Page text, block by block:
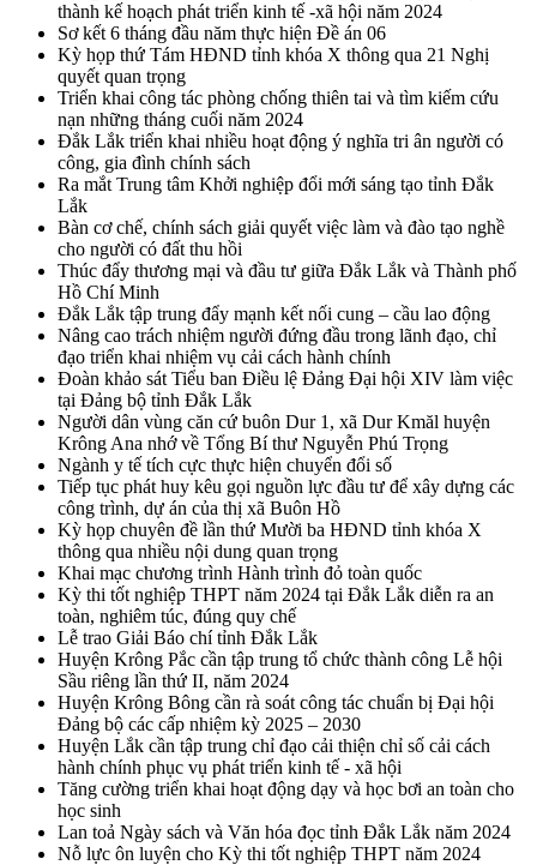
thành kế hoạch phát triển kinh tế -xã hội năm 2024
Sơ kết 6 tháng đầu năm thực hiện Đề án 06
Kỳ họp thứ Tám HĐND tỉnh khóa X thông qua 21 Nghị
quyết quan trọng
Triển khai công tác phòng chống thiên tai và tìm kiếm cứu
nạn những tháng cuối năm 2024
Đắk Lắk triển khai nhiều hoạt động ý nghĩa tri ân người có
công, gia đình chính sách
Ra mắt Trung tâm Khởi nghiệp đổi mới sáng tạo tỉnh Đắk
Lắk
Bàn cơ chế, chính sách giải quyết việc làm và đào tạo nghề
cho người có đất thu hồi
Thúc đẩy thương mại và đầu tư giữa Đắk Lắk và Thành phố
Hồ Chí Minh
Đắk Lắk tập trung đẩy mạnh kết nối cung – cầu lao động
Nâng cao trách nhiệm người đứng đầu trong lãnh đạo, chỉ
đạo triển khai nhiệm vụ cải cách hành chính
Đoàn khảo sát Tiểu ban Điều lệ Đảng Đại hội XIV làm việc
tại Đảng bộ tỉnh Đắk Lắk
Người dân vùng căn cứ buôn Dur 1, xã Dur Kmăl huyện
Krông Ana nhớ về Tổng Bí thư Nguyễn Phú Trọng
Ngành y tế tích cực thực hiện chuyển đổi số
Tiếp tục phát huy kêu gọi nguồn lực đầu tư để xây dựng các
công trình, dự án của thị xã Buôn Hồ
Kỳ họp chuyên đề lần thứ Mười ba HĐND tỉnh khóa X
thông qua nhiều nội dung quan trọng
Khai mạc chương trình Hành trình đỏ toàn quốc
Kỳ thi tốt nghiệp THPT năm 2024 tại Đắk Lắk diễn ra an
toàn, nghiêm túc, đúng quy chế
Lễ trao Giải Báo chí tỉnh Đắk Lắk
Huyện Krông Pắc cần tập trung tổ chức thành công Lễ hội
Sầu riêng lần thứ II, năm 2024
Huyện Krông Bông cần rà soát công tác chuẩn bị Đại hội
Đảng bộ các cấp nhiệm kỳ 2025 – 2030
Huyện Lắk cần tập trung chỉ đạo cải thiện chỉ số cải cách
hành chính phục vụ phát triển kinh tế - xã hội
Tăng cường triển khai hoạt động dạy và học bơi an toàn cho
học sinh
Lan toả Ngày sách và Văn hóa đọc tỉnh Đắk Lắk năm 2024
Nỗ lực ôn luyện cho Kỳ thi tốt nghiệp THPT năm 2024